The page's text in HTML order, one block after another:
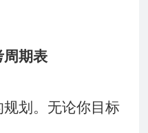
周期表
划。无论你目标